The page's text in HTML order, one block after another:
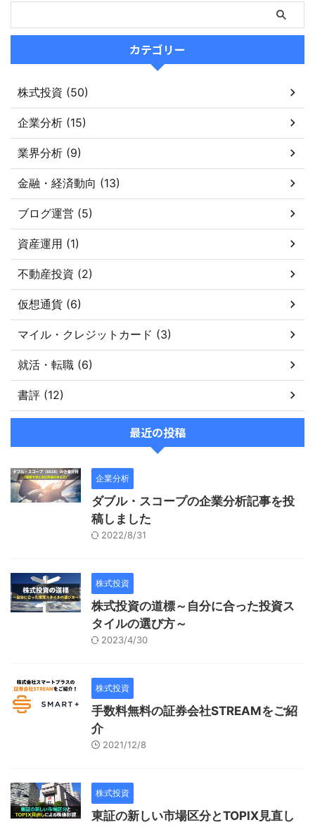
カテゴリー
株式投資 (50)
企業分析 (15)
業界分析 (9)
金融・経済動向 (13)
ブログ運営 (5)
資産運用 (1)
不動産投資 (2)
仮想通貨 (6)
マイル・クレジットカード (3)
就活・転職 (6)
書評 (12)
最近の投稿
企業分析
ダブル・スコープの企業分析記事を投
稿しました
2022/8/31
株式投資
株式投資の道標～自分に合った投資ス
タイルの選び方～
2023/4/30
株式投資
手数料無料の証券会社STREAMをご紹
介
2021/12/8
株式投資
東証の新しい市場区分とTOPIX見直し